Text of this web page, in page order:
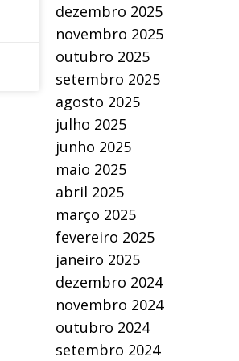
dezembro 2025
novembro 2025
outubro 2025
setembro 2025
agosto 2025
julho 2025
junho 2025
maio 2025
abril 2025
março 2025
fevereiro 2025
janeiro 2025
dezembro 2024
novembro 2024
outubro 2024
setembro 2024